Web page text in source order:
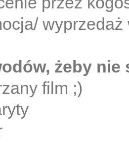
żeby
film ;)